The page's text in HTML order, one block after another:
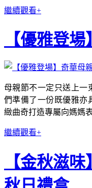
繼續觀看+
【優雅登
母親節不一定只送上一
們準備了一份既優雅亦
緻曲奇打造專屬向媽媽
繼續觀看+
【金秋滋